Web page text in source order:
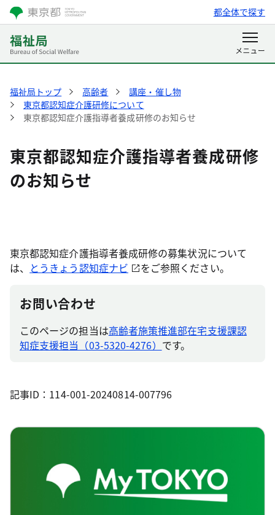
都全体で探す
福祉局トップ 高齢者
講座・催し物
東京都認知症介護研修について
東京都認知症介護指導者養成研修のお知らせ
東京都認知症介護指導者養成研修
のお知らせ
東京都認知症介護指導者養成研修の募集状況について
は、 とうきょう認知症ナビ をご参照ください。
お問い合わせ
このページの担当は高齢者施策推進部在宅支援課認
知症支援担当（03-5320-4276） です。
記事ID：114-001-20240814-007796